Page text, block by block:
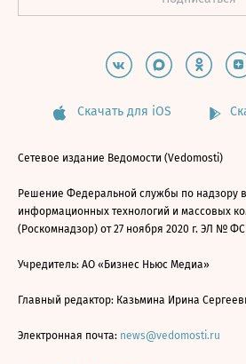
Скачать для iOS
Сетевое издание Ведомости (Vedomosti)
Решение Федеральной службы по надзору
информационных технологий и массовых
(Роскомнадзор) от 27 ноября 2020 г. ЭЛ № ФС
Учредитель: АО «Бизнес Ньюс Медиа»
Главный редактор: Казьмина Ирина
Электронная почта: news@vedomosti.ru